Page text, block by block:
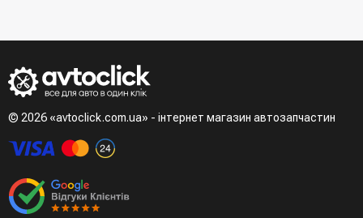
зателефонує менеджер для підтвердження та уточнення
Третій варіант - зробити замовлення в телефонному
Четвертий варіант - замовити через доступні месенджери
(viber, telegram)
© 2026 «avtoclick.com.ua» - інтернет магазин автозапчастин